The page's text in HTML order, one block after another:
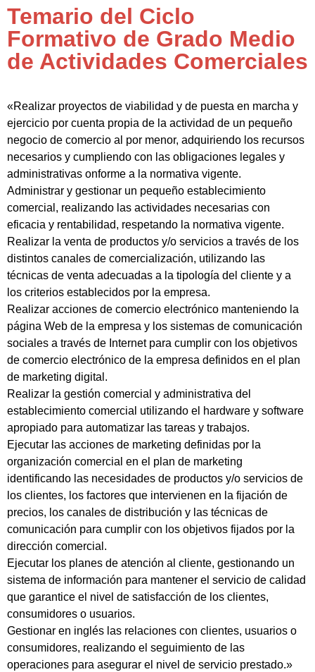
Temario del Ciclo
Formativo de Grado Medio
de Actividades Comerciales
«Realizar proyectos de viabilidad y de puesta en marcha y
ejercicio por cuenta propia de la actividad de un pequeño
negocio de comercio al por menor, adquiriendo los recursos
necesarios y cumpliendo con las obligaciones legales y
administrativas onforme a la normativa vigente.
Administrar y gestionar un pequeño establecimiento
comercial, realizando las actividades necesarias con
eficacia y rentabilidad, respetando la normativa vigente.
Realizar la venta de productos y/o servicios a través de los
distintos canales de comercialización, utilizando las
técnicas de venta adecuadas a la tipología del cliente y a
los criterios establecidos por la empresa.
Realizar acciones de comercio electrónico manteniendo la
página Web de la empresa y los sistemas de comunicación
sociales a través de Internet para cumplir con los objetivos
de comercio electrónico de la empresa definidos en el plan
de marketing digital.
Realizar la gestión comercial y administrativa del
establecimiento comercial utilizando el hardware y software
apropiado para automatizar las tareas y trabajos.
Ejecutar las acciones de marketing definidas por la
organización comercial en el plan de marketing
identificando las necesidades de productos y/o servicios de
los clientes, los factores que intervienen en la fijación de
precios, los canales de distribución y las técnicas de
comunicación para cumplir con los objetivos fijados por la
dirección comercial.
Ejecutar los planes de atención al cliente, gestionando un
sistema de información para mantener el servicio de calidad
que garantice el nivel de satisfacción de los clientes,
consumidores o usuarios.
Gestionar en inglés las relaciones con clientes, usuarios o
consumidores, realizando el seguimiento de las
operaciones para asegurar el nivel de servicio prestado.»